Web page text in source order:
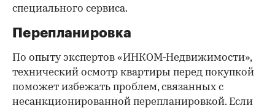
специального сервиса.
Перепланировка
По опыту экспертов «ИНКОМ-Недвижимости»,
технический осмотр квартиры перед покупкой
поможет избежать проблем, связанных с
несанкционированной перепланировкой. Если